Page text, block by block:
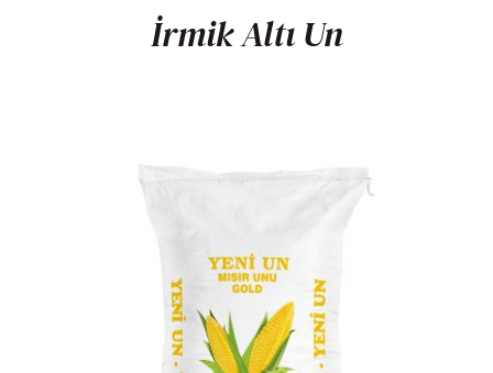
İrmik Altı Un